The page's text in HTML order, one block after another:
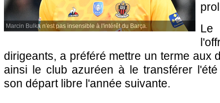
Marcin Bulka n'est pas insensible à l'intérêt du Barça.
Le
dirigeants, a préféré mettre un terme aux
ainsi le club azuréen à le transférer
son départ libre l'année suivante.